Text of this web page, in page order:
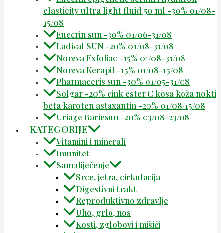
elasticity ultra light fluid 50 ml -30% 01/08-
15/08
Eucerin sun -30% 01/06-31/08
Ladival SUN -20% 01/08-31/08
Noreva Exfoliac -15% 01/08-31/08
Noreva Kerapil -15% 01/08-15/08
Pharmaceris sun -30% 01/05-31/08
Solgar -20% cink ester C kosa koža nokti
beta karoten astaxantin -20% 01/08/15/08
Uriage Bariesun -20% 03/08-23/08
KATEGORIJE
Vitamini i minerali
Imunitet
Samoliječenje
Srce, jetra, cirkulacija
Digestivni trakt
Reproduktivno zdravlje
Uho, grlo, nos
Kosti, zglobovi i mišići